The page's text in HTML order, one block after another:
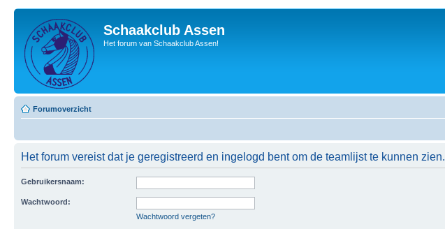
Schaakclub Assen
Het forum van Schaakclub Assen!
Forumoverzicht
Het forum vereist dat je geregistreerd en ingelogd bent om de teamlijst te kunnen zien.
Gebruikersnaam:
Wachtwoord:
Wachtwoord vergeten?